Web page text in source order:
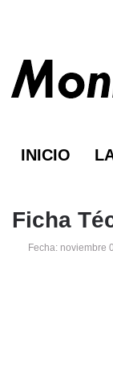
INICIO
Ficha
Fecha: noviembre